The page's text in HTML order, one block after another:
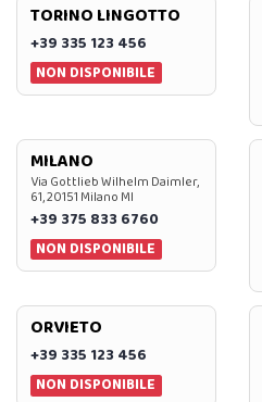
TORINO LINGOTTO
+39 335 123 456
NON DISPONIBILE
MILANO
Via Gottlieb Wilhelm Daimler,
61, 20151 Milano MI
+39 375 833 6760
NON DISPONIBILE
ORVIETO
+39 335 123 456
NON DISPONIBILE